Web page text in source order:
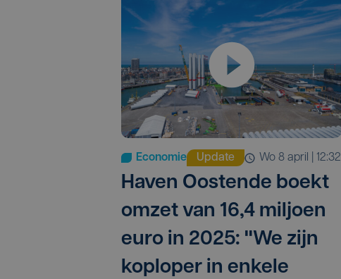
Economie Update wo 8 april | 12:32
Haven Oostende boekt
omzet van 16,4 miljoen
euro in 2025: "We zijn
koploper in enkele